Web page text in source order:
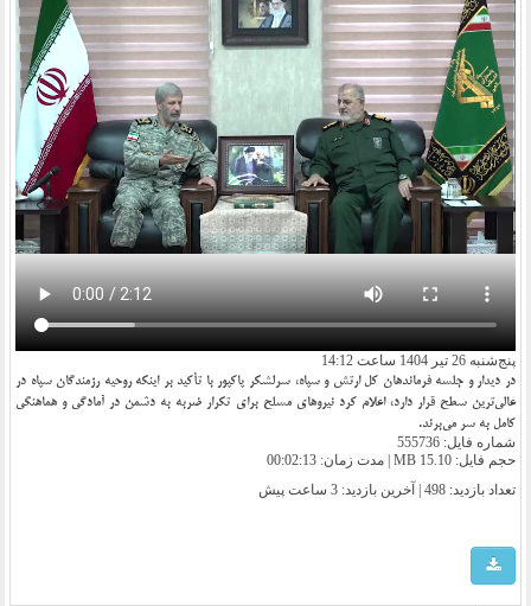
پنج‌شنبه 26 تیر 1404 ساعت 14:12
در دیدار و جلسه فرماندهان کل ارتش و سپاه، سرلشکر پاکپور با تأکید بر اینکه روحیه رزمندگان سپاه در
عالی‌ترین سطح قرار دارد، اعلام کرد نیروهای مسلح برای تکرار ضربه به دشمن در آمادگی و هماهنگی
کامل به سر می‌برند.
شماره فایل: 555736
حجم فایل: 15.10 MB | مدت زمان: 00:02:13
تعداد بازدید: 498 | آخرین بازدید:
3 ساعت پیش